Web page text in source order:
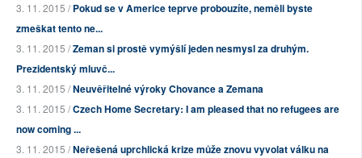
3. 11. 2015 /Pokud se v Americe teprve probouzíte, neměli byste
zmeškat tento ne...
3. 11. 2015 /Zeman si prostě vymýšlí jeden nesmysl za druhým.
Prezidentský mluvč...
3. 11. 2015 /Neuvěřitelné výroky Chovance a Zemana
3. 11. 2015 /Czech Home Secretary: I am pleased that no refugees are
now coming ...
3. 11. 2015 /Neřešená uprchlická krize může znovu vyvolat válku na